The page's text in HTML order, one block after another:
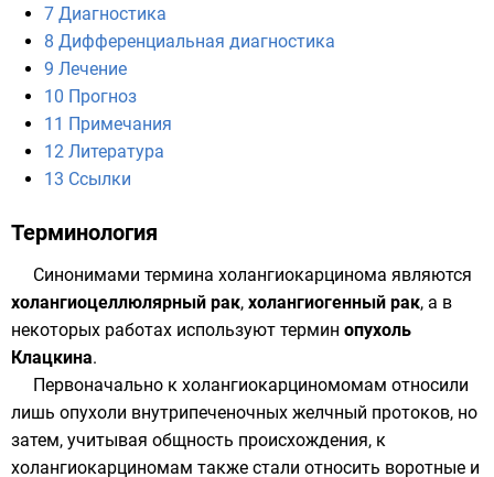
7 Диагностика
8 Дифференциальная диагностика
9 Лечение
10 Прогноз
11 Примечания
12 Литература
13 Ссылки
Терминология
Синонимами термина холангиокарцинома являются
холангиоцеллюлярный рак, холангиогенный рак, а в
некоторых работах используют термин опухоль
Клацкина.
Первоначально к холангиокарциномомам относили
лишь опухоли внутрипеченочных желчный протоков, но
затем, учитывая общность происхождения, к
холангиокарциномам также стали относить воротные и